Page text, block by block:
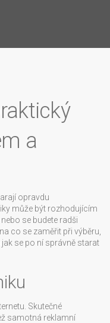
a
opravdu
může být rozhodujícím
se budete radši
co se zaměřit při výběru,
se po ní správně starat
Skutečné
samotná reklamní